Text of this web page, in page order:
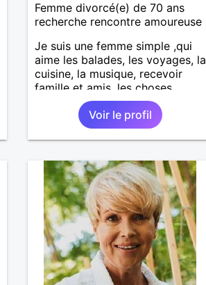
Femme divorcé(e) de 70 ans
recherche rencontre amoureuse
Je suis une femme simple ,qui
aime les balades, les voyages, la
cuisine, la musique, recevoir
famille et amis, les choses
simples de la vie
Voir le profil